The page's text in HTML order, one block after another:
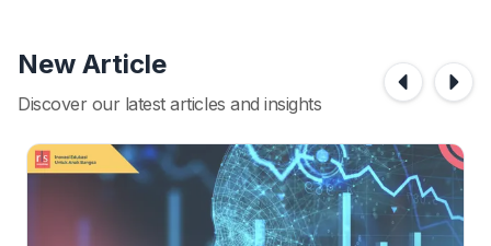
New Article
Discover our latest articles and insights